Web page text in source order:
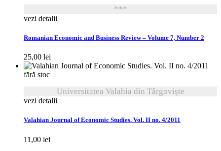
***
vezi detalii
Romanian Economic and Business Review – Volume 7, Number 2
25,00 lei
fără stoc
Universitatea Valahia din Târgoviște
vezi detalii
Valahian Journal of Economic Studies. Vol. II no. 4/2011
11,00 lei